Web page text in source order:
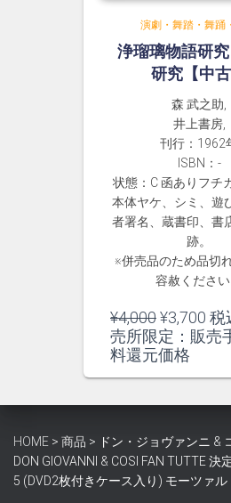
演劇・舞踏・舞踊
浄瑠璃物語研
研究【中古
森 武之助,
井上書房,
刊行：1962
ISBN：-
状態：C 函ありフチ
本体ヤケ、シミ、遊
者署名、蔵書印、書
跡。
※併売品のため品切
容赦ください
¥4,000元
の
価
¥4,000
し
た。
¥3,700 現
在
は
で
す
税
売所限定：販売
料還元価格
HOME > 商品 > ドン・ジョヴァンニ &
DON GIOVANNI & COSI FAN TUTTE
5 (DVD2枚付きケース入り) モーツァル